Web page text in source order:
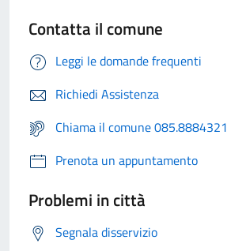
Contatta il comune
Leggi le domande frequenti
Richiedi Assistenza
Chiama il comune 085.8884321
Prenota un appuntamento
Problemi in città
Segnala disservizio